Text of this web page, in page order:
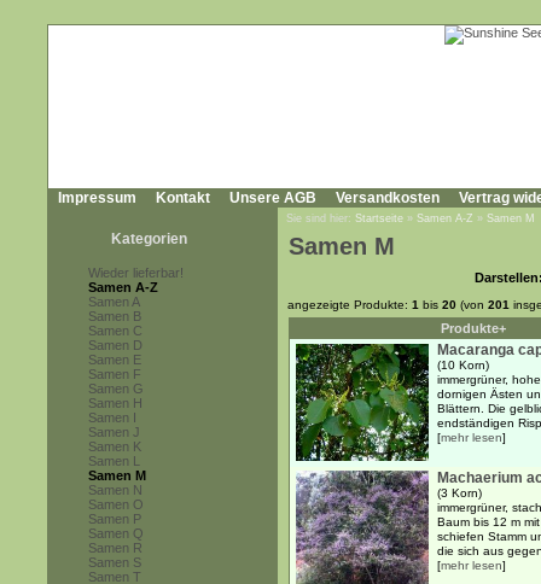
Impressum Kontakt Unsere AGB Versandkosten Vertrag
Kategorien
Wieder lieferbar!
Samen A-Z
Samen A
Samen B
Samen C
Samen D
Samen E
Samen F
Samen G
Samen H
Samen I
Samen J
Samen K
Samen L
Samen M
Samen N
Samen O
Samen P
Samen Q
Samen R
Samen S
Samen T
Sie sind hier: Startseite » Samen A-Z » Samen M
Samen M
angezeigte Produkte: 1 bis 20 (von 201
Produkte+
Macaranga
(10 Korn)
immergrüner,
dornigen Ästen
Blättern. Die
endständigen
[mehr lesen]
Machaerium
(3 Korn)
immergrüner,
Baum bis 12 m
schiefen Stamm
die sich aus
[mehr lesen]